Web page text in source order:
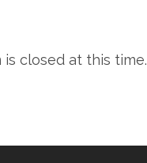
closed at this time.